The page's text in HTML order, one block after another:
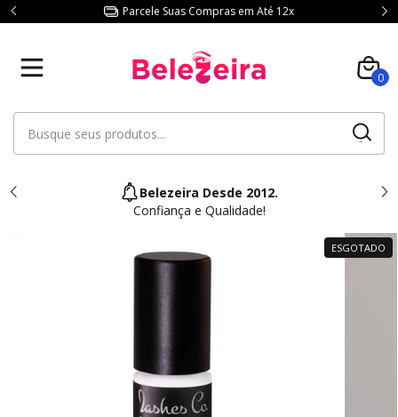
Parcele Suas Compras em Até 12x
0
Belezeira Desde 2012.
Confiança e Qualidade!
ESGOTADO